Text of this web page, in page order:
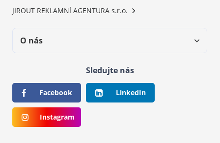
JIROUT REKLAMNÍ AGENTURA s.r.o.
O nás
Sledujte nás
Facebook LinkedIn
Instagram